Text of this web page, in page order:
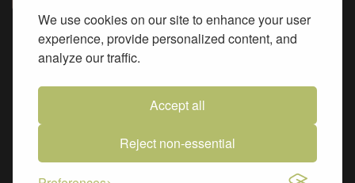
We use cookies on our site to enhance your user
experience, provide personalized content, and
analyze our traffic.
Accept all
Reject non-essential
Sme na Facebooku